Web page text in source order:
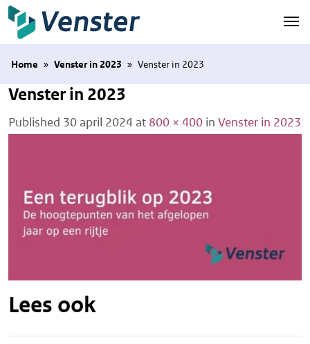
Naar hoofdinhoud
Home » Venster in 2023 » Venster in 2023
Venster in 2023
Published 30 april 2024 at 800 × 400 in Venster in 2023
Lees ook